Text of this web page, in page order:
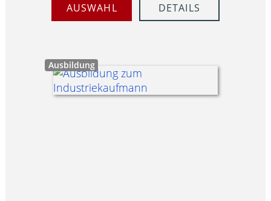
AUSWAHL DETAILS
Ausbildung